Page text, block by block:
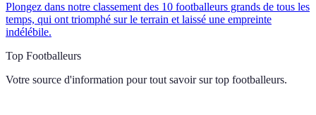
Plongez dans notre classement des 10 footballeurs grands de tous les
temps, qui ont triomphé sur le terrain et laissé une empreinte
indélébile.
Top Footballeurs
Votre source d'information pour tout savoir sur top footballeurs.